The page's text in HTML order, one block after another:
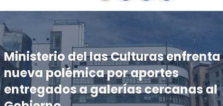
Ministerio del las Culturas enfrenta
nueva polémica por aportes
entregados a galerías cercanas al